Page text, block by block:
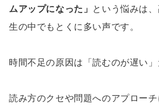
ムアップになった」 という悩みは
生の中でもとくに多い声です。
時間不足の原因は「読むのが遅い」
読み方のクセや問題へのアプロー